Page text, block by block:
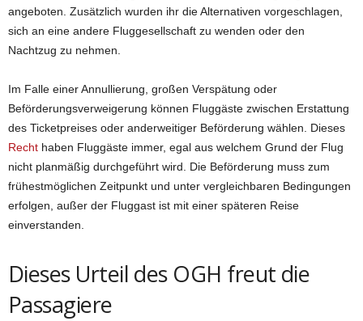
angeboten. Zusätzlich wurden ihr die Alternativen vorgeschlagen,
sich an eine andere Fluggesellschaft zu wenden oder den
Nachtzug zu nehmen.
Im Falle einer Annullierung, großen Verspätung oder
Beförderungsverweigerung können Fluggäste zwischen Erstattung
des Ticketpreises oder anderweitiger Beförderung wählen. Dieses
Recht haben Fluggäste immer, egal aus welchem Grund der Flug
nicht planmäßig durchgeführt wird. Die Beförderung muss zum
frühestmöglichen Zeitpunkt und unter vergleichbaren Bedingungen
erfolgen, außer der Fluggast ist mit einer späteren Reise
einverstanden.
Dieses Urteil des OGH freut die
Passagiere